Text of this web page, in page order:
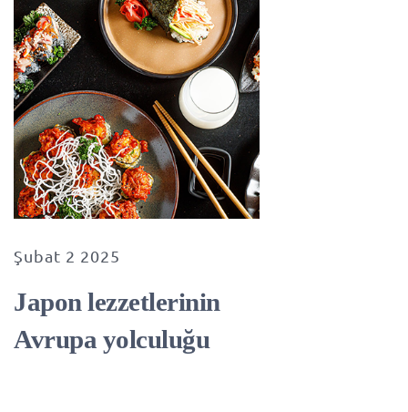
Şubat 2 2025
Japon lezzetlerinin
Avrupa yolculuğu